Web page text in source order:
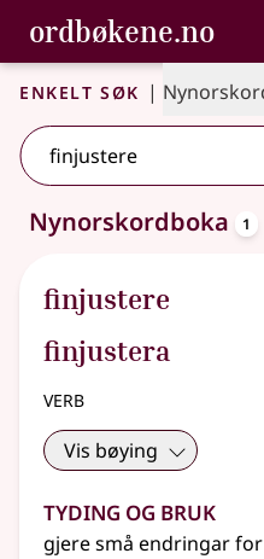
Gå til hovudinnhald
Tilgjenge
ordbøkene.no,
Bokmålsordboka og
Enkelt søk |
Eitt treff.Ytterlegare
Nynorskordboka 1
finjustere
finjustera
verb
Vis bøying
Tyding og bruk
gjere små endringar